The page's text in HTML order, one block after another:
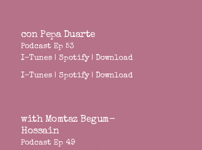
con Pepa Duarte
Podcast Ep 53
I-Tunes | Spotify| Download
I-Tunes | Spotify| Download
with Momtaz Begum-
Hossain
Podcast Ep 49